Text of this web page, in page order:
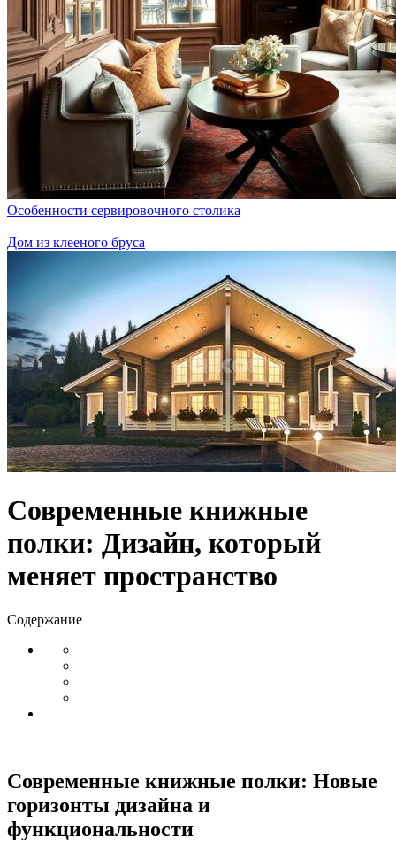
Особенности сервировочного столика
Дом из клееного бруса
Современные книжные
полки: Дизайн, который
меняет пространство
Содержание
Современные книжные полки: Новые
горизонты дизайна и
функциональности